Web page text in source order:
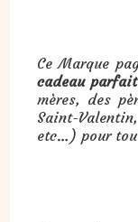
Ce Marque
cadeau parfait
mères, des
Saint-
etc…) pour